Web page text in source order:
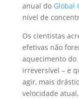
anual do Global
nível de
Os cientistas
efetivas não
aquecimento
irreversível – e
agir, mais
velocidade